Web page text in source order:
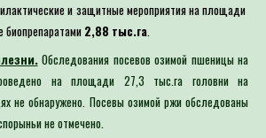
и защитные мероприятия на площади
биопрепаратами 2,88 тыс.га.
Обследования посевов озимой пшеницы на
на площади 27,3 тыс.га головни на
не обнаружено. Посевы озимой ржи обследованы
не отмечено.